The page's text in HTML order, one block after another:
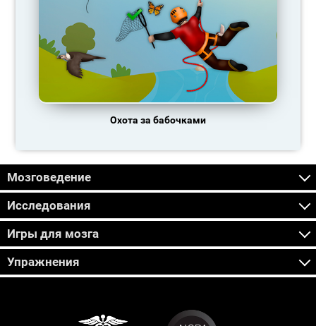
Охота за бабочками
Мозговедение
Исследования
Игры для мозга
Упражнения